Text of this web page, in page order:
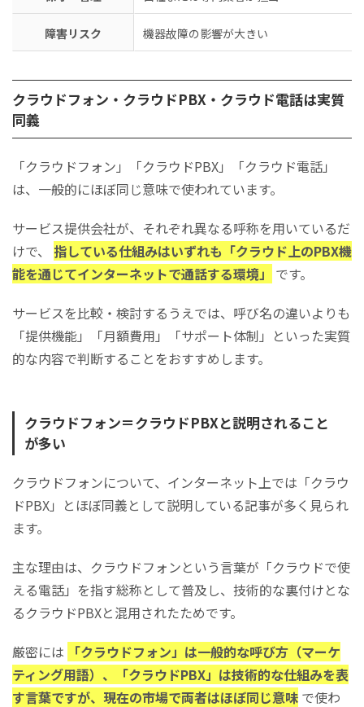
障害リスク 機器故障の影響が大きい
クラウドフォン・クラウドPBX・クラウド電話は実質
同義
「クラウドフォン」「クラウドPBX」「クラウド電話」
は、一般的にほぼ同じ意味で使われています。
サービス提供会社が、それぞれ異なる呼称を用いているだ
けで、 指している仕組みはいずれも「クラウド上のPBX機
能を通じてインターネットで通話する環境」
です。
サービスを比較・検討するうえでは、呼び名の違いよりも
「提供機能」「月額費用」「サポート体制」といった実質
的な内容で判断することをおすすめします。
クラウドフォン＝クラウドPBXと説明されること
が多い
クラウドフォンについて、インターネット上では「クラウ
ドPBX」とほぼ同義として説明している記事が多く見られ
ます。
主な理由は、クラウドフォンという言葉が「クラウドで使
える電話」を指す総称として普及し、技術的な裏付けとな
るクラウドPBXと混用されたためです。
厳密には
「クラウドフォン」は一般的な呼び方（マーケ
ティング用語）、「クラウドPBX」は技術的な仕組みを表
す言葉ですが、現在の市場で両者はほぼ同じ意味 で使わ